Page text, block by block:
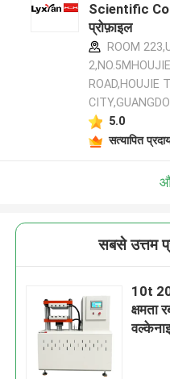
Scientific
प्रोफ़ाइल
ROOM
ROAD,HOUJIE
5.0
सत्यापित
सबसे उत्तम
10t
क्षमता